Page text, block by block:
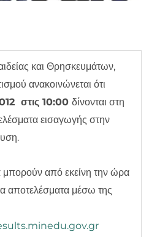
και Θρησκευμάτων,
ανακοινώνεται ότι
στις 10:00 δίνονται στη
εισαγωγής στην
μπορούν από εκείνη την ώρα
αποτελέσματα μέσω της